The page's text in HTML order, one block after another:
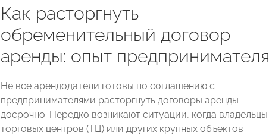
Как расторгнуть
обременительный договор
аренды: опыт предпринимателя
Не все арендодатели готовы по соглашению с
предпринимателями расторгнуть договоры аренды
досрочно. Нередко возникают ситуации, когда владельцы
торговых центров (ТЦ) или других крупных объектов